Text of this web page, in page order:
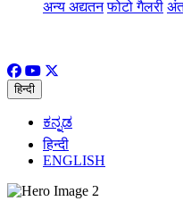
अन्य अद्यतन फोटो गैलरी
हिन्दी
ಕನ್ನಡ
हिन्दी
ENGLISH